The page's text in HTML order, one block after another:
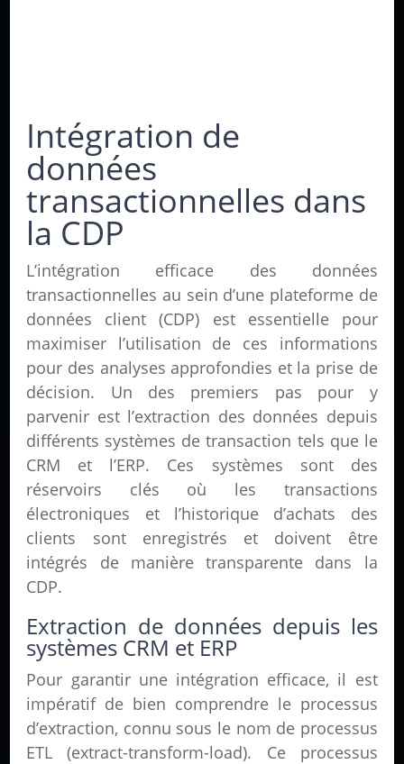
Intégration de
données
transactionnelles dans
la CDP
L’intégration efficace des données
transactionnelles au sein d’une plateforme de
données client (CDP) est essentielle pour
maximiser l’utilisation de ces informations
pour des analyses approfondies et la prise de
décision. Un des premiers pas pour y
parvenir est l’extraction des données depuis
différents systèmes de transaction tels que le
CRM et l’ERP. Ces systèmes sont des
réservoirs clés où les transactions
électroniques et l’historique d’achats des
clients sont enregistrés et doivent être
intégrés de manière transparente dans la
CDP.
Extraction de données depuis les
systèmes CRM et ERP
Pour garantir une intégration efficace, il est
impératif de bien comprendre le processus
d’extraction, connu sous le nom de processus
ETL (extract-transform-load). Ce processus